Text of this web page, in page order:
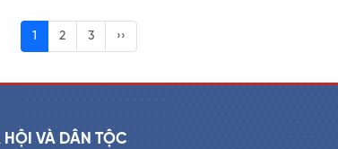
1 2 3 ››
VÀ DÂN TỘC